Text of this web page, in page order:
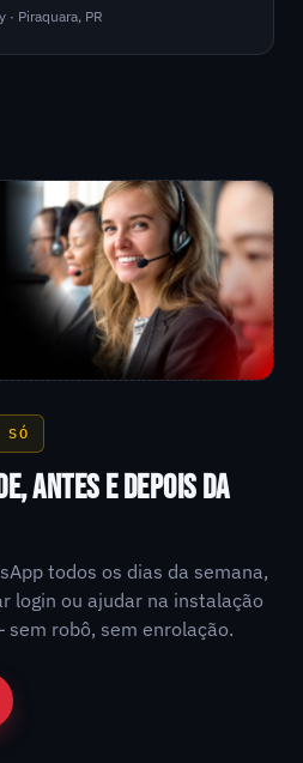
· Piraquara, PR
ANTES E DEPOIS DA
todos os dias da semana,
login ou ajudar na instalação
robô, sem enrolação.